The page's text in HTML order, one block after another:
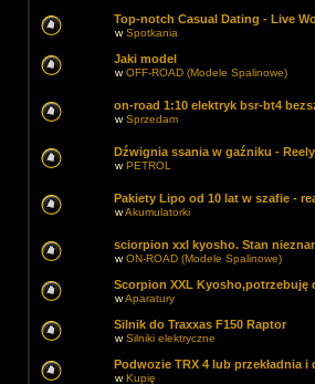
Top-notch Сasual Dating - Live
wSpotkania
Jaki model
wOFF-ROAD (Modele Spalinowe)
on-road 1:10 elektryk bsr-bt4
wSprzedam
Dźwignia ssania w gaźniku -
wPETROL
Pakiety Lipo od 10 lat w szafie -
wAkumulatorki
sciorpion xxl kyosho. Stan
wON-ROAD (Modele Spalinowe)
Scorpion XXL Kyosho,potrzebuję
wAparatury
Silnik do Traxxas F150 Raptor
wSilniki elektryczne
Podwozie TRX 4 lub przekładnia i
wKupię